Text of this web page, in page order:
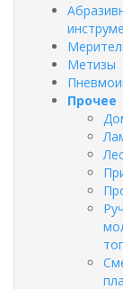
Метизы
Прочее